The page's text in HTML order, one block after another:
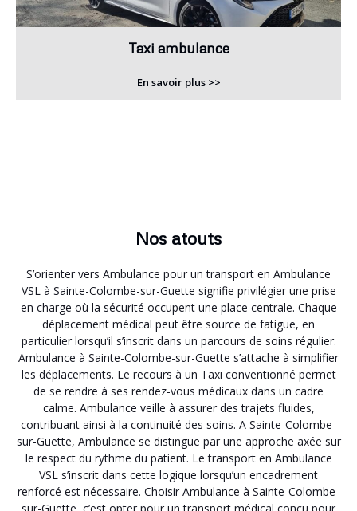
Taxi ambulance
En savoir plus >>
Nos atouts
S’orienter vers Ambulance pour un transport en Ambulance
VSL à Sainte-Colombe-sur-Guette signifie privilégier une prise
en charge où la sécurité occupent une place centrale. Chaque
déplacement médical peut être source de fatigue, en
particulier lorsqu’il s’inscrit dans un parcours de soins régulier.
Ambulance à Sainte-Colombe-sur-Guette s’attache à simplifier
les déplacements. Le recours à un Taxi conventionné permet
de se rendre à ses rendez-vous médicaux dans un cadre
calme. Ambulance veille à assurer des trajets fluides,
contribuant ainsi à la continuité des soins. A Sainte-Colombe-
sur-Guette, Ambulance se distingue par une approche axée sur
le respect du rythme du patient. Le transport en Ambulance
VSL s’inscrit dans cette logique lorsqu’un encadrement
renforcé est nécessaire. Choisir Ambulance à Sainte-Colombe-